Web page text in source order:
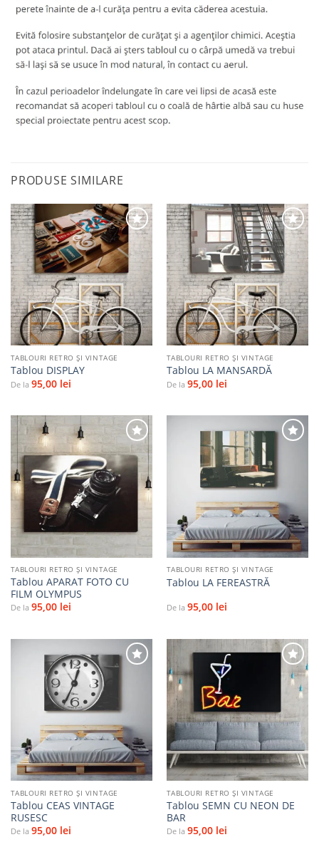
PRODUSE SIMILARE
Adaugă
la
favorite
TABLOURI RETRO ȘI VINTAGE
Tablou DISPLAY
De la 95,00 lei
Adaugă
la
favorite
TABLOURI RETRO ȘI VINTAGE
Tablou LA MANSARDĂ
De la 95,00 lei
Adaugă
favorite
TABLOURI RETRO ȘI VINTAGE
Tablou APARAT FOTO CU
FILM OLYMPUS
De la 95,00 lei
Adaugă
TABLOURI RETRO ȘI VINTAGE
Tablou LA FEREASTRĂ
De la 95,00 lei
TABLOURI RETRO ȘI VINTAGE
Tablou CEAS VINTAGE
RUSESC
De la 95,00 lei
Adaugă
favorite
TABLOURI RETRO ȘI VINTAGE
Tablou SEMN CU NEON DE
BAR
De la 95,00 lei